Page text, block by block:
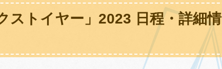
ストイヤー」2023 日程・詳細情